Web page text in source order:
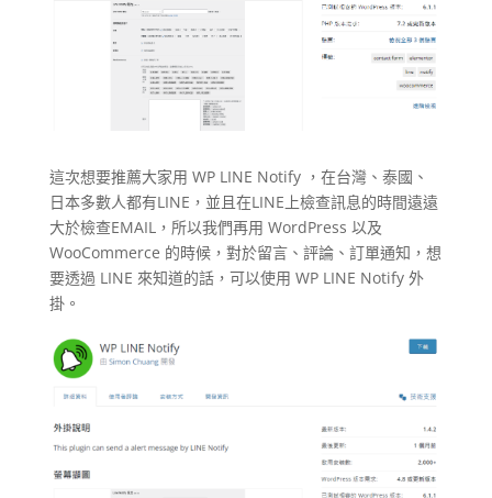
這次想要推薦大家用 WP LINE Notify ，在台灣、泰國、
日本多數人都有LINE，並且在LINE上檢查訊息的時間遠遠
大於檢查EMAIL，所以我們再用 WordPress 以及
WooCommerce 的時候，對於留言、評論、訂單通知，想
要透過 LINE 來知道的話，可以使用 WP LINE Notify 外
掛。